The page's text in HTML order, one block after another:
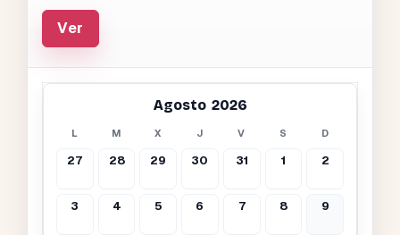
Ver
Agosto 2026
L M X J V S D
27 28 29 30 31 1 2
3 4 5 6 7 8 9